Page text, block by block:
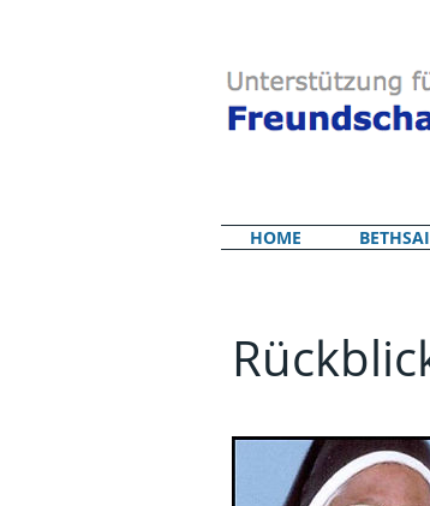
HOME